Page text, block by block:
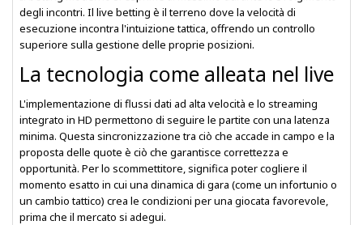
degli incontri. Il live betting è il terreno dove la velocità di
esecuzione incontra l'intuizione tattica, offrendo un controllo
superiore sulla gestione delle proprie posizioni.
La tecnologia come alleata nel live
L'implementazione di flussi dati ad alta velocità e lo streaming
integrato in HD permettono di seguire le partite con una latenza
minima. Questa sincronizzazione tra ciò che accade in campo e la
proposta delle quote è ciò che garantisce correttezza e
opportunità. Per lo scommettitore, significa poter cogliere il
momento esatto in cui una dinamica di gara (come un infortunio o
un cambio tattico) crea le condizioni per una giocata favorevole,
prima che il mercato si adegui.